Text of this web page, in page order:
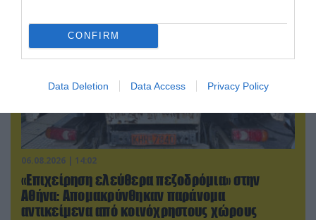
CONFIRM
Data Deletion Data Access Privacy Policy
06.08.2026 | 14:02
«Επιχείρηση ελεύθερα πεζοδρόμια» στην
Αθήνα: Απομακρύνθηκαν παράνομα
αντικείμενα από κοινόχρηστους χώρους